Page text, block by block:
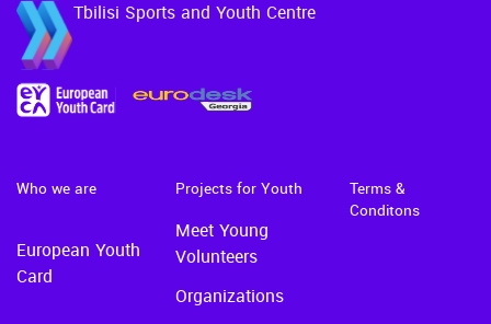
Tbilisi Sports and Youth Centre
Who we are
European Youth
Card
Projects for Youth
Meet Young
Volunteers
Organizations
Terms &
Conditons